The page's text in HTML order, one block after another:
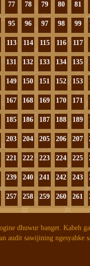
77 78 79 80 81
95 96 97 98 99
113 114 115 116 117
131 132 133 134 135
149 150 151 152 153
167 168 169 170 171
185 186 187 188 189
203 204 205 206 207
221 222 223 224 225
239 240 241 242 243
257 258 259 260 261
dhuwur banget. Kabeh
audit sawijining ngesyahke